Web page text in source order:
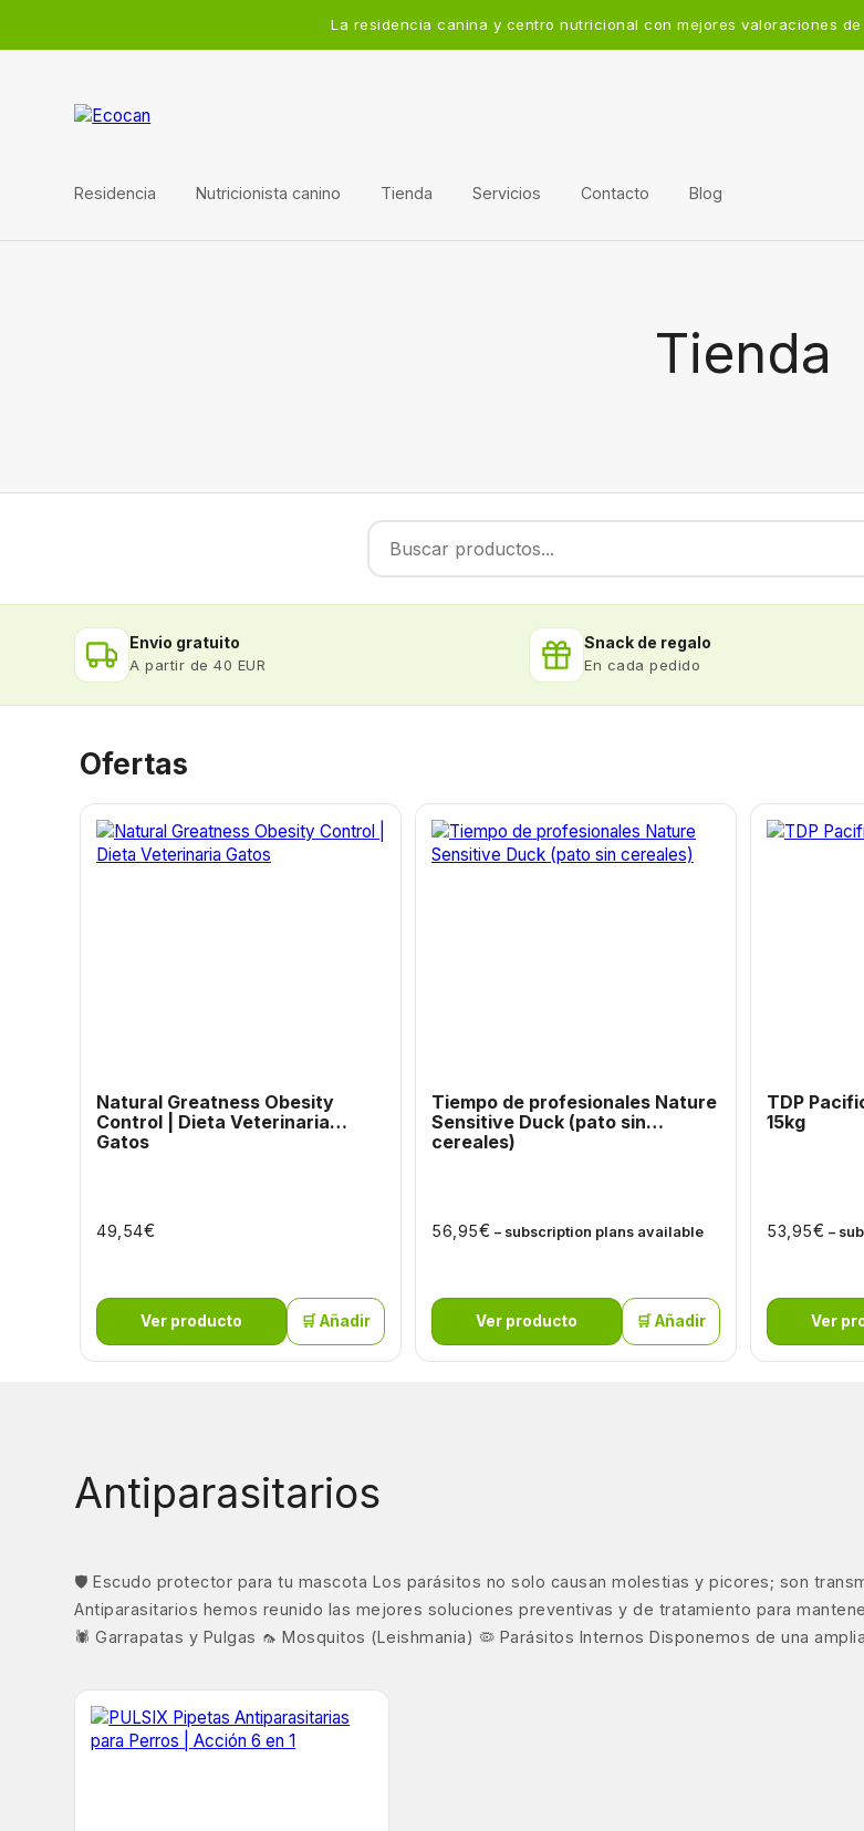
La residencia canina y centro nutricional con mejores valoraciones de
Residencia Nutricionista canino Tienda Servicios Contacto Blog
Tienda
Envio gratuito
A partir de 40 EUR
Snack de regalo
En cada pedido
Ofertas
Natural Greatness Obesity
Control | Dieta Veterinaria
Gatos
49,54€
Ver producto 🛒 Añadir
Tiempo de profesionales Nature
Sensitive Duck (pato sin
cereales)
56,95€ – subscription plans available
Ver producto 🛒 Añadir
TDP
15kg
53,95€ –
Ver
Antiparasitarios
🛡️ Escudo protector para tu mascota Los parásitos no solo causan molestias y picores; son
Antiparasitarios hemos reunido las mejores soluciones preventivas y de tratamiento para
🕷️ Garrapatas y Pulgas 🦟 Mosquitos (Leishmania) 🦠 Parásitos Internos Disponemos de una